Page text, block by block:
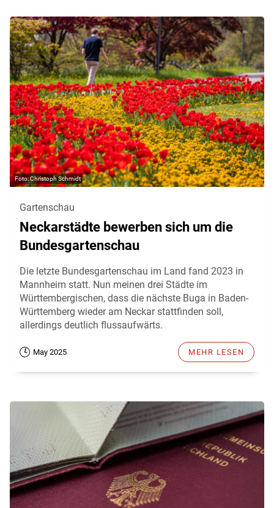
Christoph Schmidt
Gartenschau
Neckarstädte bewerben sich um die
Bundesgartenschau
Die letzte Bundesgartenschau im Land fand 2023 in
Mannheim statt. Nun meinen drei Städte im
Württembergischen, dass die nächste Buga in Baden-
Württemberg wieder am Neckar stattfinden soll,
allerdings deutlich flussaufwärts.
May 2025 MEHR LESEN